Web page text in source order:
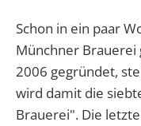
Schon in ein paar
Münchner Brauerei
2006 gegründet,
wird damit die
Brauerei". Die